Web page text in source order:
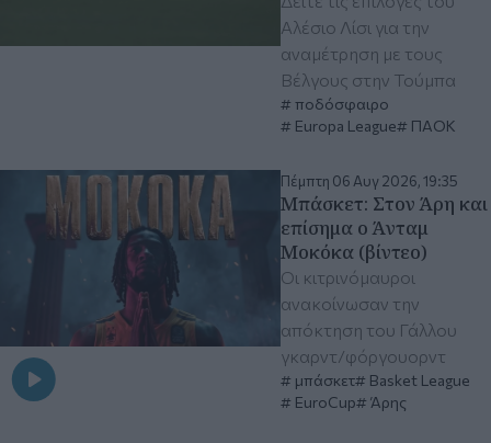
Αλέσιο Λίσι για την
αναμέτρηση με τους
Βέλγους στην Τούμπα
ποδόσφαιρο
Europa League
ΠΑΟΚ
Πέμπτη 06 Αυγ 2026, 19:35
Μπάσκετ: Στον Άρη και
επίσημα ο Άνταμ
Μοκόκα (βίντεο)
Οι κιτρινόμαυροι
ανακοίνωσαν την
απόκτηση του Γάλλου
γκαρντ/φόργουορντ
μπάσκετ
Basket League
EuroCup
Άρης